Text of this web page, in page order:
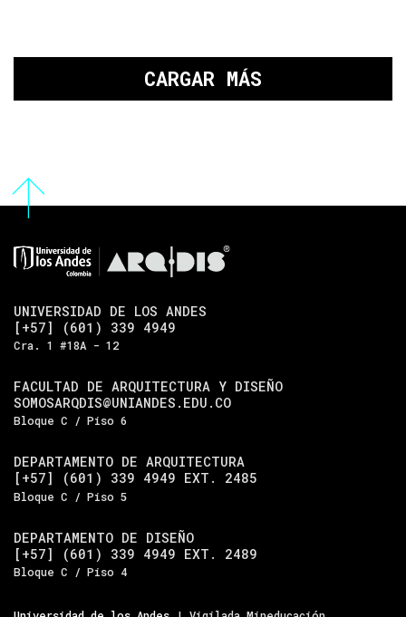
CARGAR MÁS
UNIVERSIDAD DE LOS ANDES
[+57] (601) 339 4949
Cra. 1 #18A - 12
FACULTAD DE ARQUITECTURA Y DISEÑO
SOMOSARQDIS@UNIANDES.EDU.CO
Bloque C / Piso 6
DEPARTAMENTO DE ARQUITECTURA
[+57] (601) 339 4949 EXT. 2485
Bloque C / Piso 5
DEPARTAMENTO DE DISEÑO
[+57] (601) 339 4949 EXT. 2489
Bloque C / Piso 4